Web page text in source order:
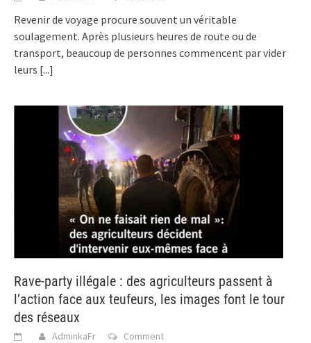
Revenir de voyage procure souvent un véritable
soulagement. Après plusieurs heures de route ou de
transport, beaucoup de personnes commencent par vider
leurs [...]
Rave-party illégale : des agriculteurs passent à
l’action face aux teufeurs, les images font le tour
des réseaux
AdminkaFr Comment